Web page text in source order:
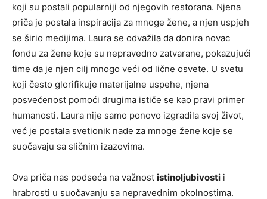
koji su postali popularniji od njegovih restorana. Njena
priča je postala inspiracija za mnoge žene, a njen uspjeh
se širio medijima. Laura se odvažila da donira novac
fondu za žene koje su nepravedno zatvarane, pokazujući
time da je njen cilj mnogo veći od lične osvete. U svetu
koji često glorifikuje materijalne uspehe, njena
posvećenost pomoći drugima ističe se kao pravi primer
humanosti. Laura nije samo ponovo izgradila svoj život,
već je postala svetionik nade za mnoge žene koje se
suočavaju sa sličnim izazovima.
Ova priča nas podseća na važnost istinoljubivosti i
hrabrosti u suočavanju sa nepravednim okolnostima.